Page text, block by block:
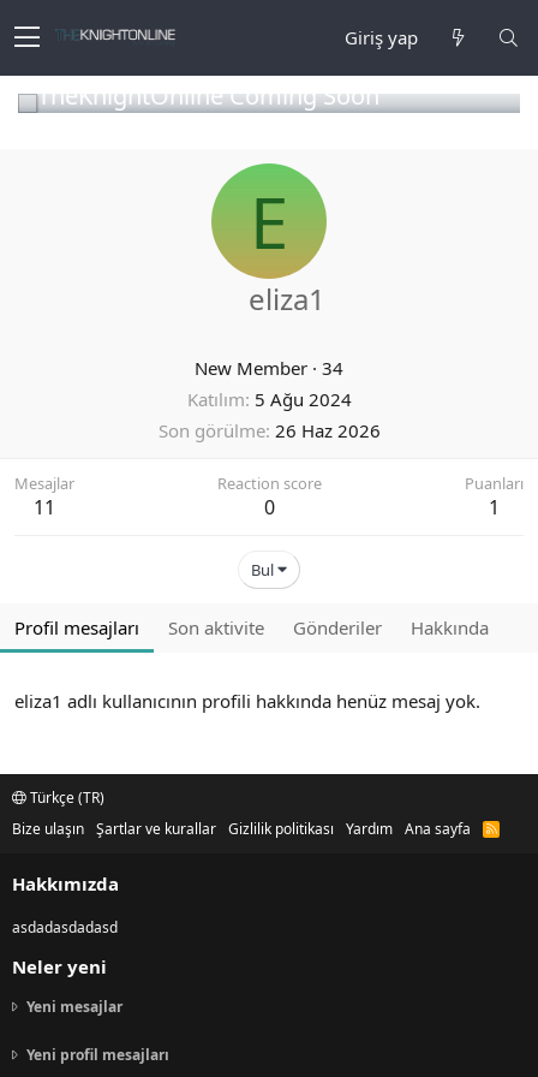
Giriş yap
TheKnightOnline Coming Soon
E
eliza1
New Member · 34
Katılım 5 Ağu 2024
Son görülme 26 Haz 2026
Mesajlar
11
Reaction score
0
Puanları
1
Bul
Profil mesajları Son aktivite Gönderiler Hakkında
eliza1 adlı kullanıcının profili hakkında henüz mesaj yok.
Türkçe (TR)
Bize ulaşın Şartlar ve kurallar Gizlilik politikası Yardım Ana sayfa
R
Hakkımızda
asdadasdadasd
Neler yeni
Yeni mesajlar
Yeni profil mesajları